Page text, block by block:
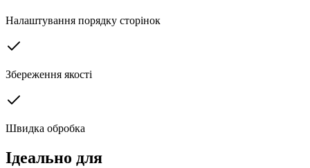
Налаштування порядку сторінок
Збереження якості
Швидка обробка
Ідеально для